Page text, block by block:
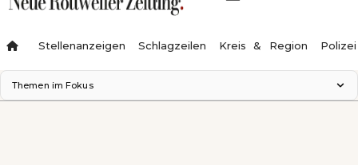
Stellenanzeigen Schlagzeilen Kreis & Region Polizei
Themen im Fokus